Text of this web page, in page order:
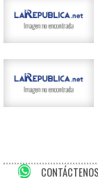
CONTÁCTENOS